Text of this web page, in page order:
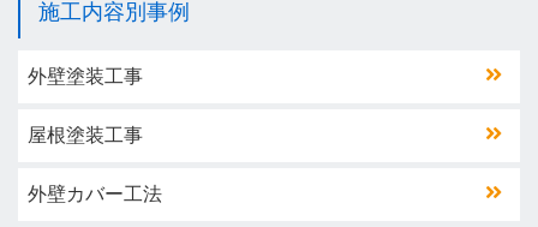
施工内容別事例
外壁塗装工事
屋根塗装工事
外壁カバー工法